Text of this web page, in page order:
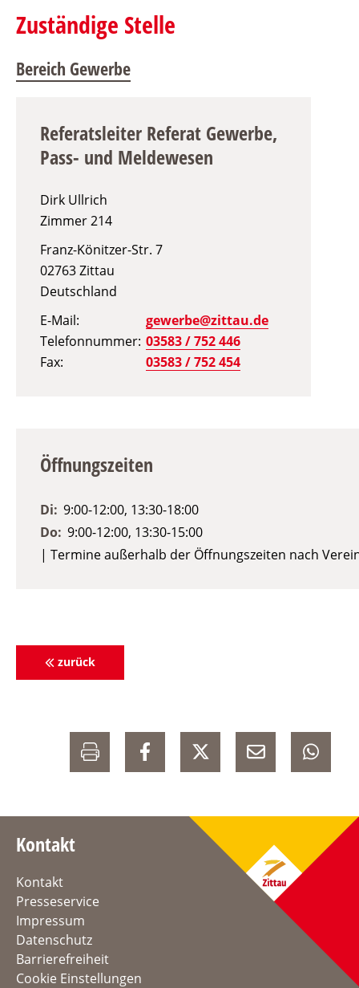
Zuständige Stelle
Bereich Gewerbe
Referatsleiter Referat Gewerbe,
Pass- und Meldewesen
Dirk Ullrich
Zimmer214
Franz-Könitzer-Str. 7
02763Zittau
Deutschland
E-Mail
gewerbe@zittau.de
Telefonnummer 03583 / 752 446
Fax
03583 / 752 454
Öffnungszeiten
Di: 9:00-12:00, 13:30-18:00
Do: 9:00-12:00, 13:30-15:00
| Termine außerhalb der Öffnungszeiten nach
zurück
Kontakt
Kontakt
Presseservice
Impressum
Datenschutz
Barrierefreiheit
Cookie Einstellungen